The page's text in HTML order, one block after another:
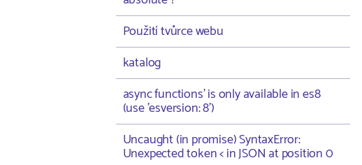
Použití tvůrce webu
katalog
async functions' is only available in es8
(use 'esversion: 8')
Uncaught (in promise) SyntaxError:
Unexpected token < in JSON at position 0